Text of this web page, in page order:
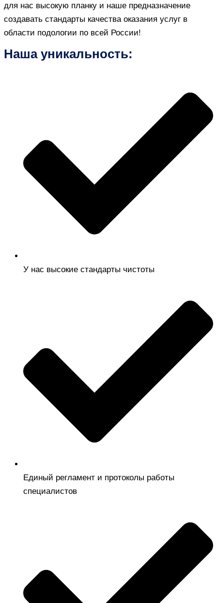
для нас высокую планку и наше предназначение
создавать стандарты качества оказания услуг в
области подологии по всей России!
Наша уникальность:
У нас высокие стандарты чистоты
Единый регламент и протоколы работы
специалистов